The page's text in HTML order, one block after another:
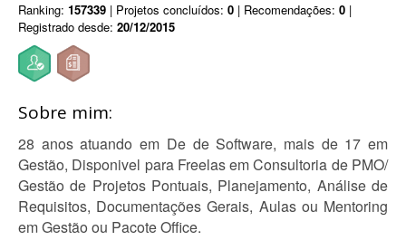
Ranking: 157339 | Projetos concluídos: 0 | Recomendações: 0 |
Registrado desde: 20/12/2015
Sobre mim:
28 anos atuando em De de Software, mais de 17 em
Gestão, Disponivel para Freelas em Consultoria de PMO/
Gestão de Projetos Pontuais, Planejamento, Análise de
Requisitos, Documentações Gerais, Aulas ou Mentoring
em Gestão ou Pacote Office.